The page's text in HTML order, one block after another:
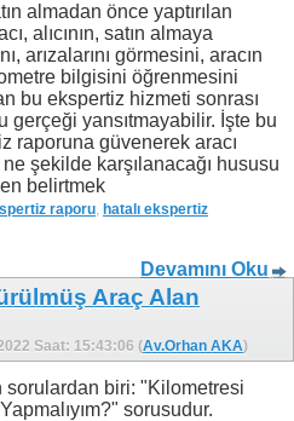
almadan önce yaptırılan
alıcının, satın almaya
arızalarını görmesini, aracın
bilgisini öğrenmesini
bu ekspertiz hizmeti sonrası
yansıtmayabilir. İşte bu
raporuna güvenerek aracı
şekilde karşılanacağı hususu
belirtmek
raporu, hatalı ekspertiz
Devamını Oku
Araç Alan
Saat: 15:43:06 (Av.Orhan AKA)
sorulardan biri: "Kilometresi
sorusudur.